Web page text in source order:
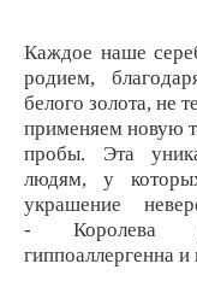
Каждое наше
родием,
белого золота, не
применяем новую
пробы. Эта
людям, у
украшение
- Королева
гиппоаллергенна